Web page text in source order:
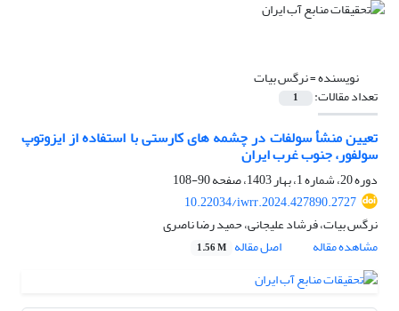
نویسنده =نرگس بیات
تعداد مقالات: 1
تعیین منشأ سولفات در چشمه های کارستی با استفاده از ایزوتوپ
سولفور، جنوب غرب ایران
دوره 20، شماره 1، بهار 1403، صفحه
90-108
10.22034/iwrr.2024.427890.2727
نرگس بیات، فرشاد علیجانی، حمید رضا ناصری
مشاهده مقاله
اصل مقاله 1.56 M